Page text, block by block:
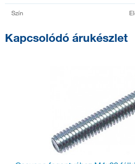
Szín
Kapcsolódó árukészlet